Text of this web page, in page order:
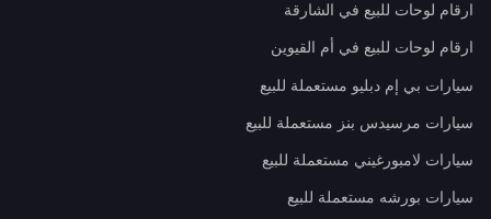
ارقام لوحات للبيع في الشارقة
ارقام لوحات للبيع في أم القيوين
سيارات بي إم دبليو مستعملة للبيع
سيارات مرسيدس بنز مستعملة للبيع
سيارات لامبورغيني مستعملة للبيع
سيارات بورشه مستعملة للبيع